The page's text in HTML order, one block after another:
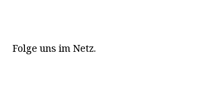
Folge uns im Netz.